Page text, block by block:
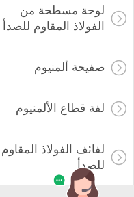
لوحة مسطحة من
الفولاذ المقاوم للصدأ
صفيحة ألمنيوم
لفة قطاع الألمنيوم
لفائف الفولاذ المقاوم
للصدأ